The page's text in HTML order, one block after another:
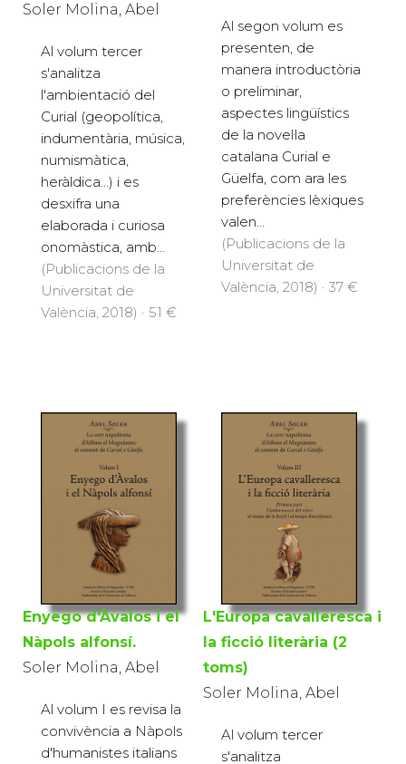
Soler Molina, Abel
Al volum tercer
s'analitza
l'ambientació del
Curial (geopolítica,
indumentària, música,
numismàtica,
heràldica...) i es
desxifra una
elaborada i curiosa
onomàstica, amb...
(Publicacions de la
Universitat de
València, 2018) · 51 €
Al segon volum es
presenten, de
manera introductòria
o preliminar,
aspectes lingüístics
de la novel·la
catalana Curial e
Güelfa, com ara les
preferències lèxiques
valen...
(Publicacions de la
Universitat de
València, 2018) · 37 €
Enyego d'Àvalos i el
Nàpols alfonsí.
Soler Molina, Abel
Al volum I es revisa la
convivència a Nàpols
d'humanistes italians
L'Europa cavalleresca i
la ficció literària (2
toms)
Soler Molina, Abel
Al volum tercer
s'analitza